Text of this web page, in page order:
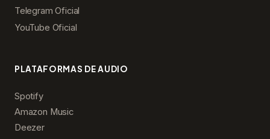
Telegram Oficial
YouTube Oficial
PLATAFORMAS DE AUDIO
Spotify
Amazon Music
Deezer